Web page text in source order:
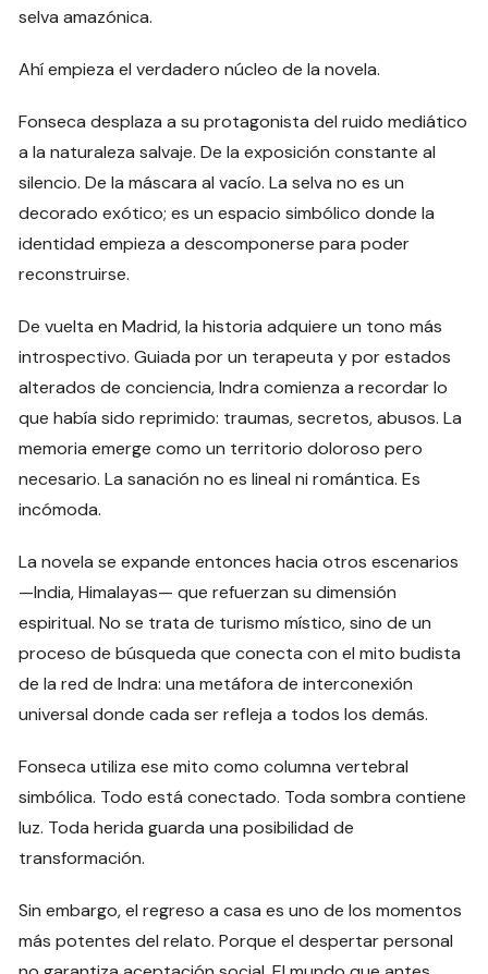
selva amazónica.
Ahí empieza el verdadero núcleo de la novela.
Fonseca desplaza a su protagonista del ruido mediático
a la naturaleza salvaje. De la exposición constante al
silencio. De la máscara al vacío. La selva no es un
decorado exótico; es un espacio simbólico donde la
identidad empieza a descomponerse para poder
reconstruirse.
De vuelta en Madrid, la historia adquiere un tono más
introspectivo. Guiada por un terapeuta y por estados
alterados de conciencia, Indra comienza a recordar lo
que había sido reprimido: traumas, secretos, abusos. La
memoria emerge como un territorio doloroso pero
necesario. La sanación no es lineal ni romántica. Es
incómoda.
La novela se expande entonces hacia otros escenarios
—India, Himalayas— que refuerzan su dimensión
espiritual. No se trata de turismo místico, sino de un
proceso de búsqueda que conecta con el mito budista
de la red de Indra: una metáfora de interconexión
universal donde cada ser refleja a todos los demás.
Fonseca utiliza ese mito como columna vertebral
simbólica. Todo está conectado. Toda sombra contiene
luz. Toda herida guarda una posibilidad de
transformación.
Sin embargo, el regreso a casa es uno de los momentos
más potentes del relato. Porque el despertar personal